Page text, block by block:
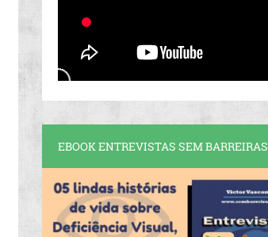
EBOOK ENTREVISTAS SEM BARREIRAS